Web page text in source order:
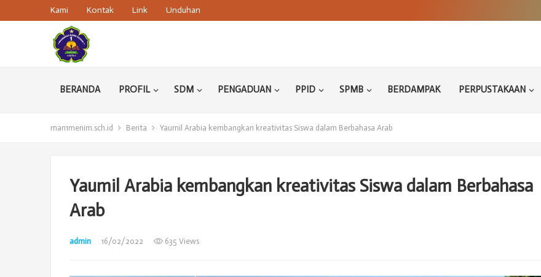
Kami Kontak Link Unduhan
BERANDA PROFIL SDM PENGADUAN PPID SPMB BERDAMPAK PERPUSTAKAAN
man1menim.sch.id Berita Yaumil Arabia kembangkan kreativitas Siswa dalam Berbahasa Arab
Yaumil Arabia kembangkan kreativitas Siswa dalam Berbahasa
Arab
admin 16/02/2022 635 Views